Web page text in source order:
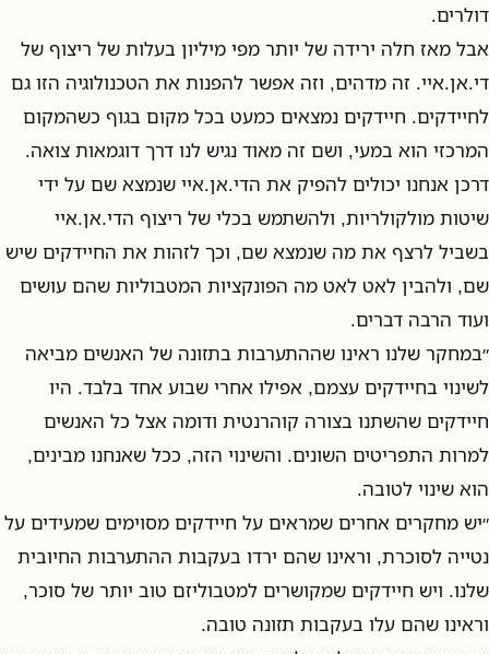
דולרים.
אבל מאז חלה ירידה של יותר מפי מיליון בעלות של ריצוף של
די.אן.איי. זה מדהים, וזה אפשר להפנות את הטכנולוגיה הזו גם
לחיידקים. חיידקים נמצאים כמעט בכל מקום בגוף כשהמקום
המרכזי הוא במעי, ושם זה מאוד נגיש לנו דרך דוגמאות צואה.
דרכן אנחנו יכולים להפיק את הדי.אן.איי שנמצא שם על ידי
שיטות מולקולריות, ולהשתמש בכלי של ריצוף הדי.אן.איי
בשביל לרצף את מה שנמצא שם, וכך לזהות את החיידקים שיש
שם, ולהבין לאט לאט מה הפונקציות המטבוליות שהם עושים
ועוד הרבה דברים.
״במחקר שלנו ראינו שההתערבות בתזונה של האנשים מביאה
לשינוי בחיידקים עצמם, אפילו אחרי שבוע אחד בלבד. היו
חיידקים שהשתנו בצורה קוהרנטית ודומה אצל כל האנשים
למרות התפריטים השונים. והשינוי הזה, ככל שאנחנו מבינים,
הוא שינוי לטובה.
״יש מחקרים אחרים שמראים על חיידקים מסוימים שמעידים על
נטייה לסוכרת, וראינו שהם ירדו בעקבות ההתערבות החיובית
שלנו. ויש חיידקים שמקושרים למטבוליזם טוב יותר של סוכר,
וראינו שהם עלו בעקבות תזונה טובה.